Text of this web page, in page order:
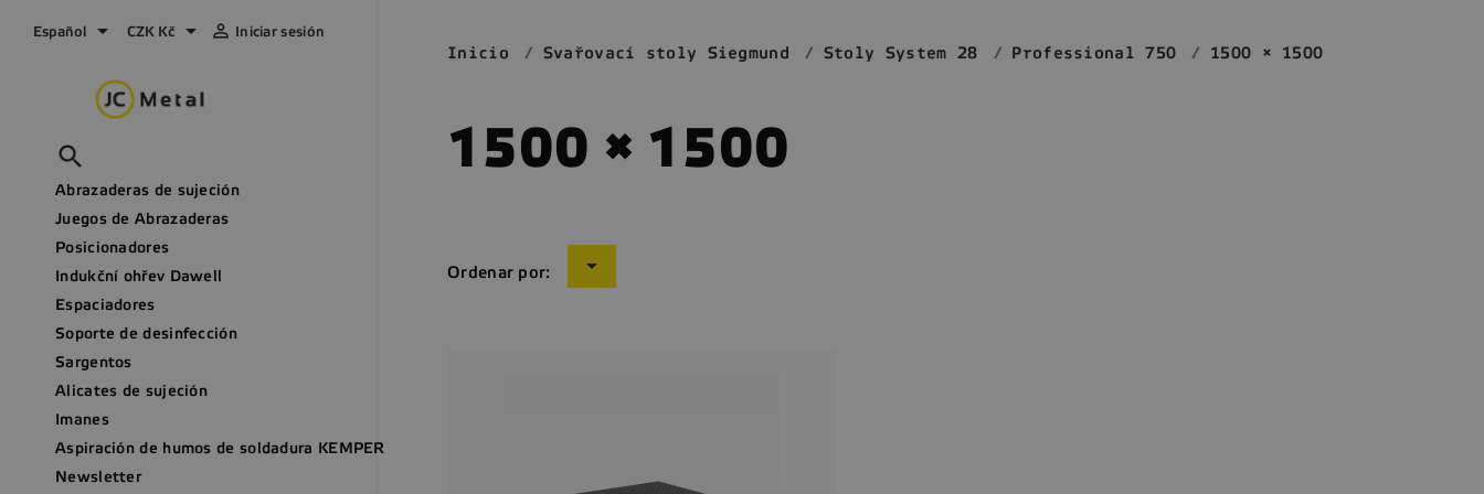
Español  CZK Kč   Iniciar sesión

Abrazaderas de sujeción
Juegos de Abrazaderas
Posicionadores
Indukční ohřev Dawell
Espaciadores
Soporte de desinfección
Sargentos
Alicates de sujeción
Imanes
Aspiración de humos de soldadura KEMPER
Newsletter
Inicio Svařovací stoly Siegmund Stoly System 28 Professional 750 1500 × 1500
1500 × 1500
Ordenar por: 